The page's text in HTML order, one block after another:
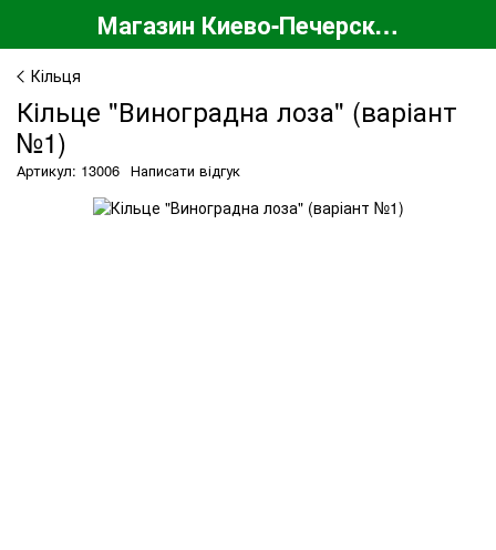
Магазин Киево-Печерской Лавры
Кільця
Кільце "Виноградна лоза" (варіант
№1)
Артикул: 13006 Написати відгук